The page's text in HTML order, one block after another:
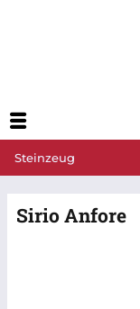
Steinzeug
Sirio Anfore